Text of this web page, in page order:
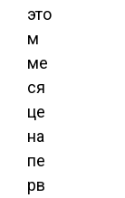
это
м
ме
ся
це
на
пе
рв